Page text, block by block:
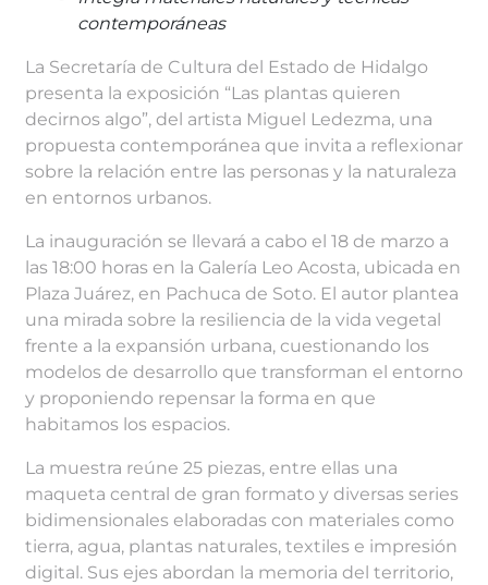
contemporáneas
La Secretaría de Cultura del Estado de Hidalgo
presenta la exposición “Las plantas quieren
decirnos algo”, del artista Miguel Ledezma, una
propuesta contemporánea que invita a reflexionar
sobre la relación entre las personas y la naturaleza
en entornos urbanos.
La inauguración se llevará a cabo el 18 de marzo a
las 18:00 horas en la Galería Leo Acosta, ubicada en
Plaza Juárez, en Pachuca de Soto. El autor plantea
una mirada sobre la resiliencia de la vida vegetal
frente a la expansión urbana, cuestionando los
modelos de desarrollo que transforman el entorno
y proponiendo repensar la forma en que
habitamos los espacios.
La muestra reúne 25 piezas, entre ellas una
maqueta central de gran formato y diversas series
bidimensionales elaboradas con materiales como
tierra, agua, plantas naturales, textiles e impresión
digital. Sus ejes abordan la memoria del territorio,